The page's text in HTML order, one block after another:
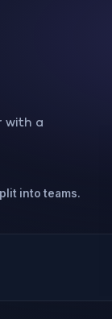
with a
into teams.